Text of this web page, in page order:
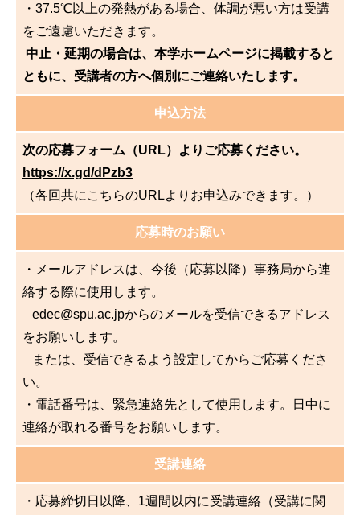
・37.5℃以上の発熱がある場合、体調が悪い方は受講
をご遠慮いただきます。
中止・延期の場合は、本学ホームページに掲載すると
ともに、受講者の方へ個別にご連絡いたします。
申込方法
次の応募フォーム（URL）よりご応募ください。
https://x.gd/dPzb3
（各回共にこちらのURLよりお申込みできます。 ）
応募時のお願い
・メールアドレスは、今後（応募以降）事務局から連
絡する際に使用します。
edec@spu.ac.jpからのメールを受信できるアドレス
をお願いします。
または、受信できるよう設定してからご応募くださ
い。
・電話番号は、緊急連絡先として使用します。日中に
連絡が取れる番号をお願いします。
受講連絡
・応募締切日以降、1週間以内に受講連絡（受講に関